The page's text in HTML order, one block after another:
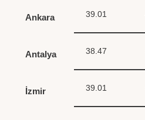
Ankara 39.01
Antalya 38.47
İzmir 39.01